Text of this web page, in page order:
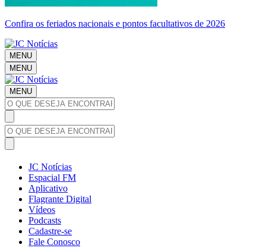
Confira os feriados nacionais e pontos facultativos de 2026
MENU
MENU
MENU
JC Notícias
Espacial FM
Aplicativo
Flagrante Digital
Vídeos
Podcasts
Cadastre-se
Fale Conosco